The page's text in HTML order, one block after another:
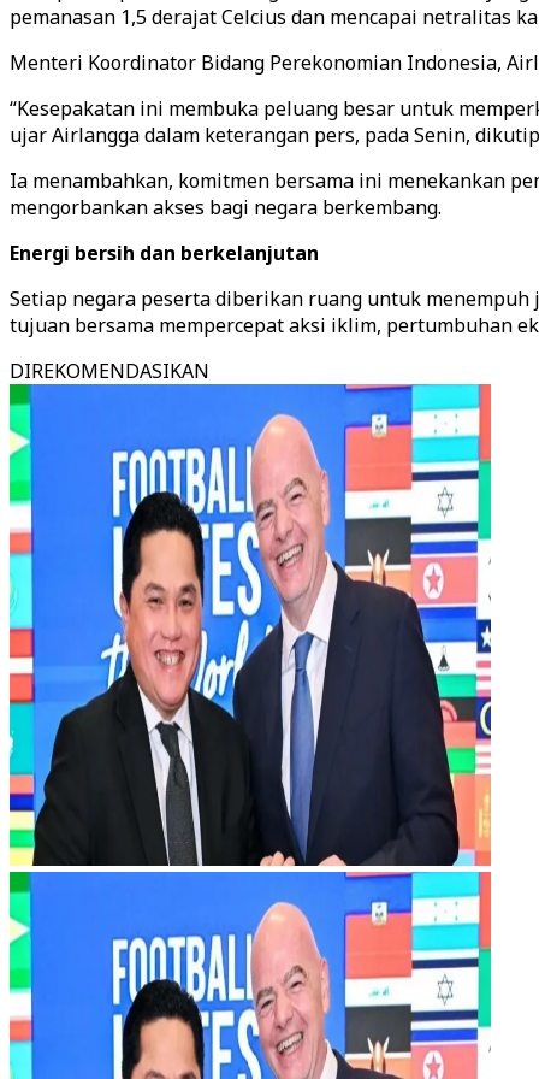
pemanasan 1,5 derajat Celcius dan mencapai netralitas
Menteri Koordinator Bidang Perekonomian Indonesia,
“Kesepakatan ini membuka peluang besar untuk
ujar Airlangga dalam keterangan pers, pada Senin,
Ia menambahkan, komitmen bersama ini menekankan
mengorbankan akses bagi negara berkembang.
Energi bersih dan berkelanjutan
Setiap negara peserta diberikan ruang untuk
tujuan bersama mempercepat aksi iklim, pertumbuhan
DIREKOMENDASIKAN